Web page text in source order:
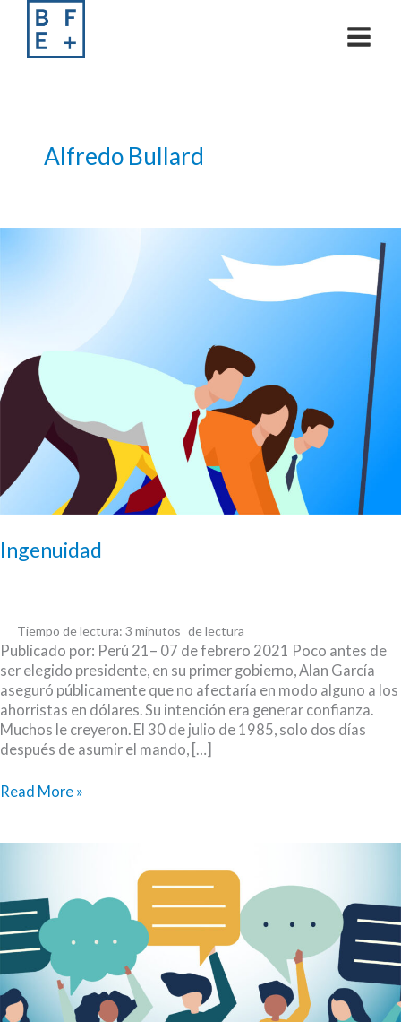
content
Alfredo Bullard
Ingenuidad
Tiempo de lectura: 3 minutos
Publicado por: Perú 21– 07 de febrero 2021 Poco antes de
ser elegido presidente, en su primer gobierno, Alan García
aseguró públicamente que no afectaría en modo alguno a los
ahorristas en dólares. Su intención era generar confianza.
Muchos le creyeron. El 30 de julio de 1985, solo dos días
después de asumir el mando, […]
Ingenuidad
Read More »